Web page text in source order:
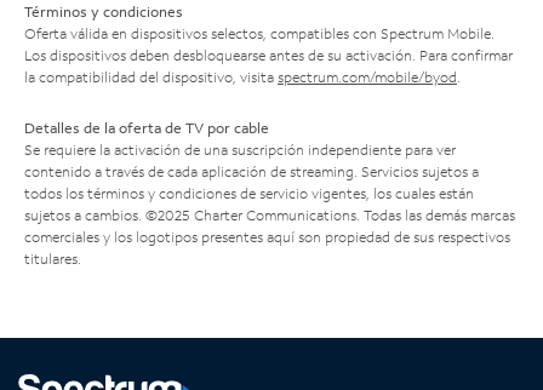
Términos y condiciones
Oferta válida en dispositivos selectos, compatibles con Spectrum Mobile.
Los dispositivos deben desbloquearse antes de su activación. Para confirmar
la compatibilidad del dispositivo, visita spectrum.com/mobile/byod
Detalles de la oferta de TV por cable
Se requiere la activación de una suscripción independiente para ver
contenido a través de cada aplicación de streaming. Servicios sujetos a
todos los términos y condiciones de servicio vigentes, los cuales están
sujetos a cambios. ©2025 Charter Communications. Todas las demás marcas
comerciales y los logotipos presentes aquí son propiedad de sus respectivos
titulares.